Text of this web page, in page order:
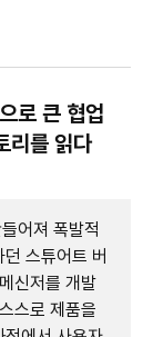
로 큰 협업
리를 읽다
어져 폭발적
스튜어트 버
신저를 개발
스로 제품을